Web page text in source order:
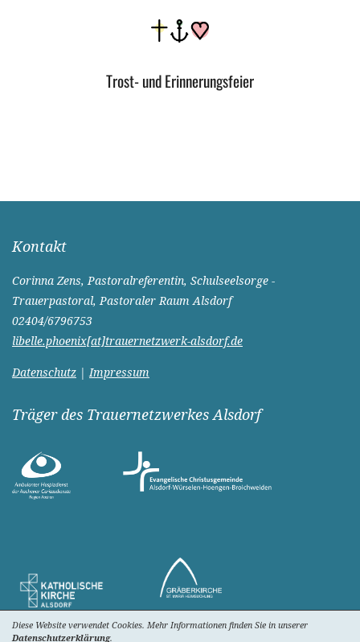
Diese Website verwendet Cookies. Mehr Informationen finden Sie in unserer
Datenschutzerklärung.
Trost- und Erinnerungsfeier
Kontakt
Corinna Zens, Pastoralreferentin, Schulseelsorge -
Trauerpastoral, Pastoraler Raum Alsdorf
02404/6796753
libelle.phoenix[at]trauernetzwerk-alsdorf.de
Datenschutz |Impressum
Träger des Trauernetzwerkes Alsdorf